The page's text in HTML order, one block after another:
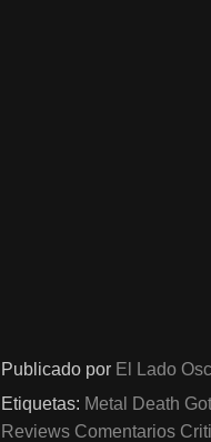
Publicado por El Lado
Etiquetas: Metal Death
Reviews Comentarios